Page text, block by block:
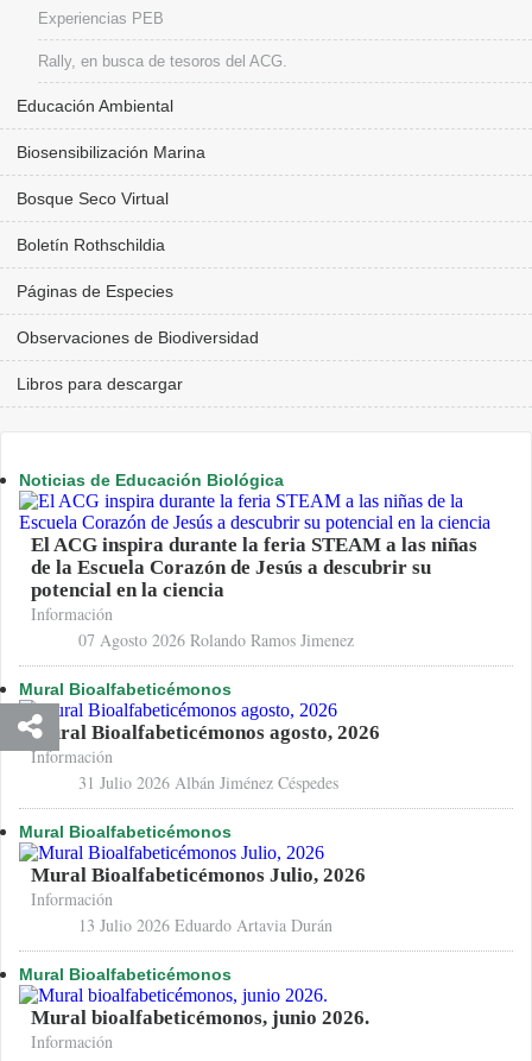
Experiencias PEB
Rally, en busca de tesoros del ACG.
Educación Ambiental
Biosensibilización Marina
Bosque Seco Virtual
Boletín Rothschildia
Páginas de Especies
Observaciones de Biodiversidad
Libros para descargar
Noticias de Educación Biológica
El ACG inspira durante la feria STEAM a las niñas
de la Escuela Corazón de Jesús a descubrir su
potencial en la ciencia
Información
07 Agosto 2026 Rolando Ramos Jimenez
Mural Bioalfabeticémonos
Mural Bioalfabeticémonos agosto, 2026
Información
31 Julio 2026 Albán Jiménez Céspedes
Mural Bioalfabeticémonos
Mural Bioalfabeticémonos Julio, 2026
Información
13 Julio 2026 Eduardo Artavia Durán
Mural Bioalfabeticémonos
Mural bioalfabeticémonos, junio 2026.
Información